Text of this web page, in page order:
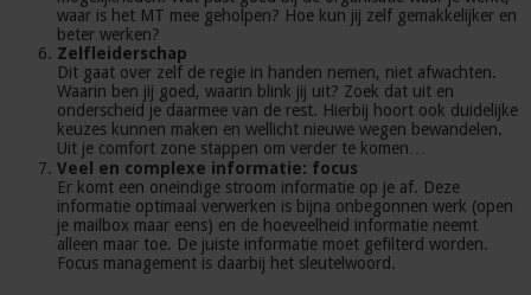
waar is het MT mee geholpen? Hoe kun jij zelf gemakkelijker en
beter werken?
Zelfleiderschap
Dit gaat over zelf de regie in handen nemen, niet afwachten.
Waarin ben jij goed, waarin blink jij uit? Zoek dat uit en
onderscheid je daarmee van de rest. Hierbij hoort ook duidelijke
keuzes kunnen maken en wellicht nieuwe wegen bewandelen.
Uit je comfort zone stappen om verder te komen…
Veel en complexe informatie: focus
Er komt een oneindige stroom informatie op je af. Deze
informatie optimaal verwerken is bijna onbegonnen werk (open
je mailbox maar eens) en de hoeveelheid informatie neemt
alleen maar toe. De juiste informatie moet gefilterd worden.
Focus management is daarbij het sleutelwoord.